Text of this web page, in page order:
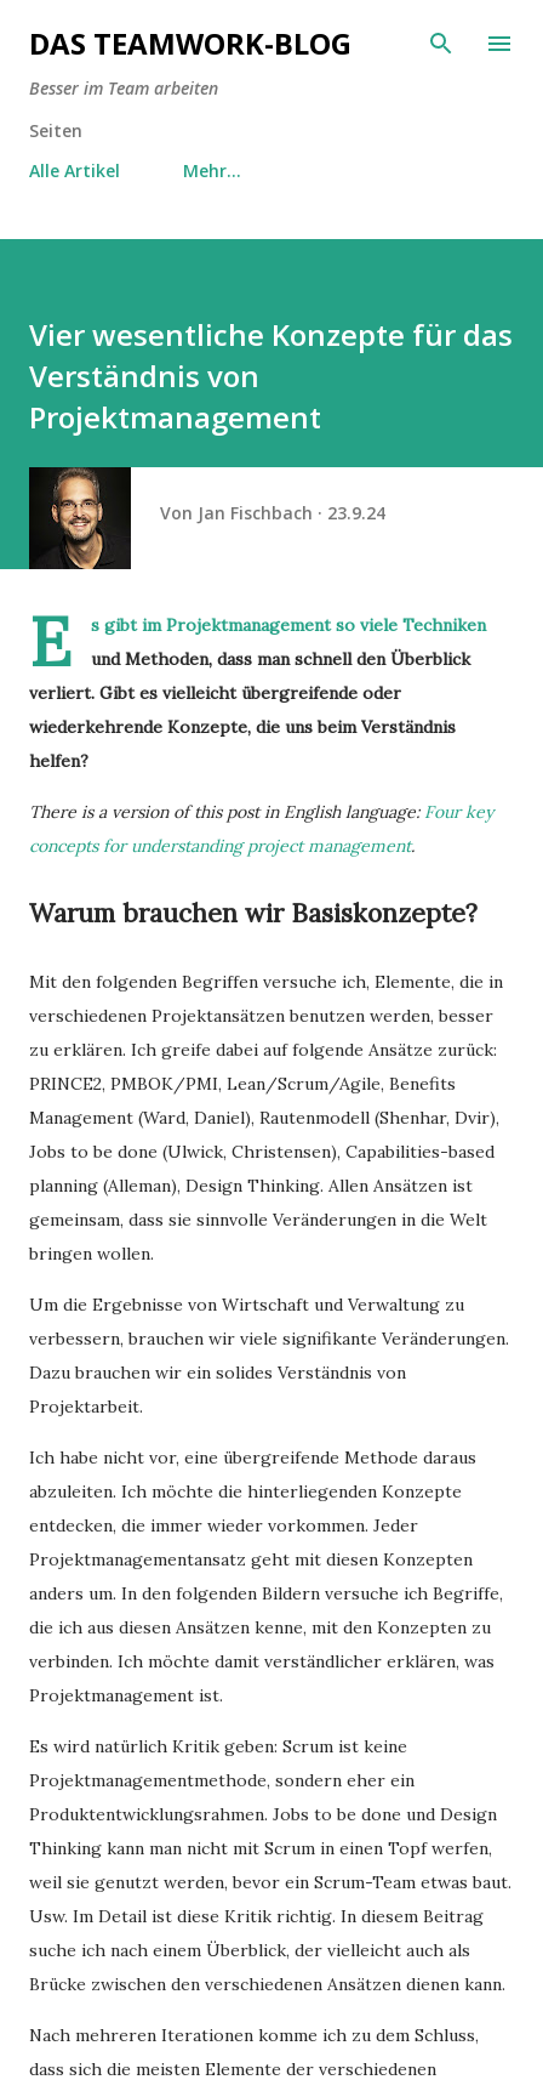
Direkt zum Hauptbereich
DAS TEAMWORK-BLOG
Besser im Team arbeiten
Seiten
Alle Artikel
Mehr…
Vier wesentliche Konzepte für das
Verständnis von
Projektmanagement
Von Jan Fischbach 23.9.24
E
s gibt im Projektmanagement so viele Techniken
und Methoden, dass man schnell den Überblick
verliert. Gibt es vielleicht übergreifende oder
wiederkehrende Konzepte, die uns beim Verständnis
helfen?
There is a version of this post in English language: Four key
concepts for understanding project management.
Warum brauchen wir Basiskonzepte?
Mit den folgenden Begriffen versuche ich, Elemente, die in
verschiedenen Projektansätzen benutzen werden, besser
zu erklären. Ich greife dabei auf folgende Ansätze zurück:
PRINCE2, PMBOK/PMI, Lean/Scrum/Agile, Benefits
Management (Ward, Daniel), Rautenmodell (Shenhar, Dvir),
Jobs to be done (Ulwick, Christensen), Capabilities-based
planning (Alleman), Design Thinking. Allen Ansätzen ist
gemeinsam, dass sie sinnvolle Veränderungen in die Welt
bringen wollen.
Um die Ergebnisse von Wirtschaft und Verwaltung zu
verbessern, brauchen wir viele signifikante Veränderungen.
Dazu brauchen wir ein solides Verständnis von
Projektarbeit.
Ich habe nicht vor, eine übergreifende Methode daraus
abzuleiten. Ich möchte die hinterliegenden Konzepte
entdecken, die immer wieder vorkommen. Jeder
Projektmanagementansatz geht mit diesen Konzepten
anders um. In den folgenden Bildern versuche ich Begriffe,
die ich aus diesen Ansätzen kenne, mit den Konzepten zu
verbinden. Ich möchte damit verständlicher erklären, was
Projektmanagement ist.
Es wird natürlich Kritik geben: Scrum ist keine
Projektmanagementmethode, sondern eher ein
Produktentwicklungsrahmen. Jobs to be done und Design
Thinking kann man nicht mit Scrum in einen Topf werfen,
weil sie genutzt werden, bevor ein Scrum-Team etwas baut.
Usw. Im Detail ist diese Kritik richtig. In diesem Beitrag
suche ich nach einem Überblick, der vielleicht auch als
Brücke zwischen den verschiedenen Ansätzen dienen kann.
Nach mehreren Iterationen komme ich zu dem Schluss,
dass sich die meisten Elemente der verschiedenen